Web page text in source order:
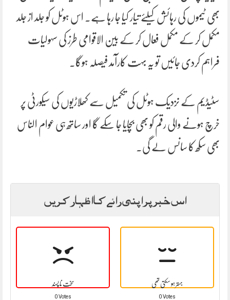
بھی ٹیموں کی رہائش کیلئے تیار کیا جا رہا ہے۔ اس ہوٹل کو جلد از جلد
مکمل کر کے مکمل فعال کر کے بین الاقوامی طرز کی سہولیات
فراہم کردی جائیں تو یہ بہت کارآمد فیصلہ ہوگا۔
سٹیڈیم کے نزدیک ہوٹل کی تکمیل سے کھلاڑیوں کی سیکورٹی پر
خرچ ہونے والی رقم کو بھی بچایا جا سکے گا اور ساتھ ہی عوام الناس
بھی سکھ کا سانس لے گی۔
اس خبر پر اپنی رائے کا اظہار کریں
سخت نا پسند
0 Votes
بہتر ہو سکتی تھی
0 Votes